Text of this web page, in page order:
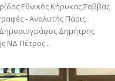
Εθνικός Κήρυκας Σάββας
- Αναλυτής Πάρις
Δημήτρης
ΝΔ Πέτρος...